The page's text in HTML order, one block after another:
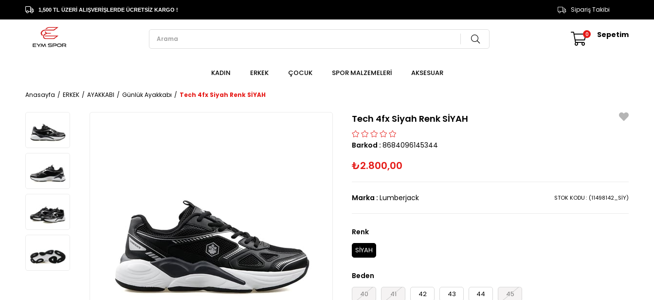
1,500 TL ÜZERİ ALIŞVERİŞLERDE ÜCRETSİZ KARGO ! Sipariş Takibi
Sepetim
0
KADIN ERKEK ÇOCUK SPOR MALZEMELERİ AKSESUAR
Anasayfa ERKEK AYAKKABI Günlük Ayakkabı Tech 4fx Siyah Renk SİYAH
Tech 4fx Siyah Renk SİYAH
Barkod : 8684096145344
₺2.800,00
(11498142_SİY)
STOK KODU
Marka : Lumberjack
Renk
SİYAH
Beden
40 41 42 43 44 45